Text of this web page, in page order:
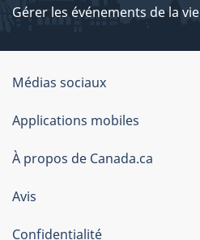
Gérer les événements de la vie
Organisation
du
gouvernement
du
Canada
Médias sociaux
Applications mobiles
À propos de Canada.ca
Avis
Confidentialité